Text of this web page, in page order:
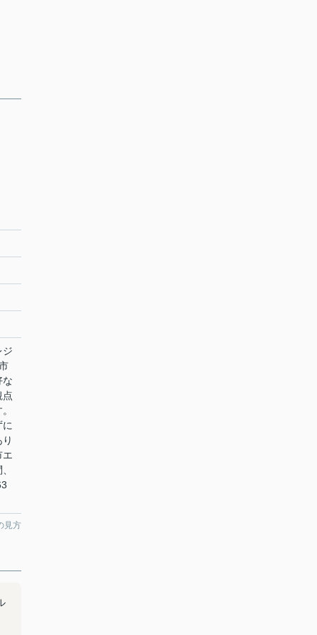
ジ
な
点
エ
見方